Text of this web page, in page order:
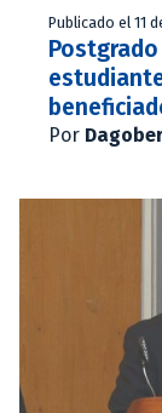
Publicado el 11
Por